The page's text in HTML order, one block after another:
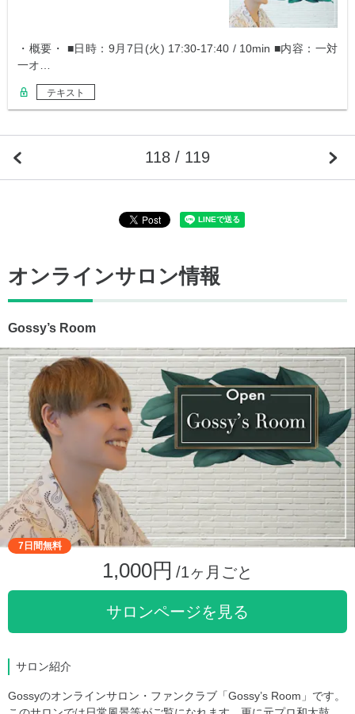
・概要・ ■日時：9月7日(火) 17:30-17:40 / 10min ■内容：一対
一オ…
テキスト
118 / 119
オンラインサロン情報
Gossy’s Room
7日間無料
1,000円 /1ヶ月ごと
サロンページを見る
サロン紹介
Gossyのオンラインサロン・ファンクラブ「Gossy’s Room」です。